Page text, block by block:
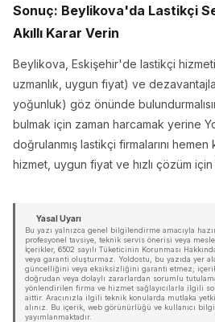
Sonuç: Beylikova'da Lastikçi
Akıllı Karar Verin
Beylikova, Eskişehir'de lastikçi
uzmanlık, uygun fiyat) ve
yoğunluk) göz önünde
bulmak için zaman harcamak yerine
doğrulanmış lastikçi firmalarını hemen
hizmet, uygun fiyat ve hızlı çözüm
Yasal Uyarı
Bu yazı yalnızca genel bilgilendirme amacıyla
profesyonel tavsiye, teknik servis önerisi veya
İçerikler, 6502 sayılı Tüketicinin Korunması
veya garanti oluşturmaz. Yoldostu, bu yazıda yer
güncelliğini veya eksiksizliğini garanti etmez;
doğrudan veya dolaylı zararlardan sorumlu
yönlendirilen firma ve hizmet sağlayıcılarla ilgili
aittir. Aracınızla ilgili teknik konularda mutlaka
alınız. Bu içerik, web görünürlüğü ve kullanıcı
yayımlanmaktadır.